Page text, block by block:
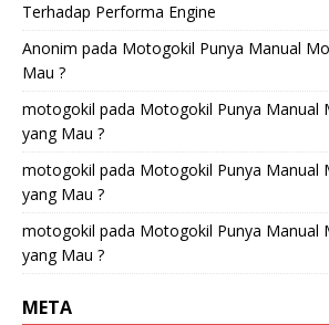
Terhadap Performa Engine
Anonim pada Motogokil Punya Manual
Mau ?
motogokil pada Motogokil Punya Manual
yang Mau ?
motogokil pada Motogokil Punya Manual
yang Mau ?
motogokil pada Motogokil Punya Manual
yang Mau ?
META